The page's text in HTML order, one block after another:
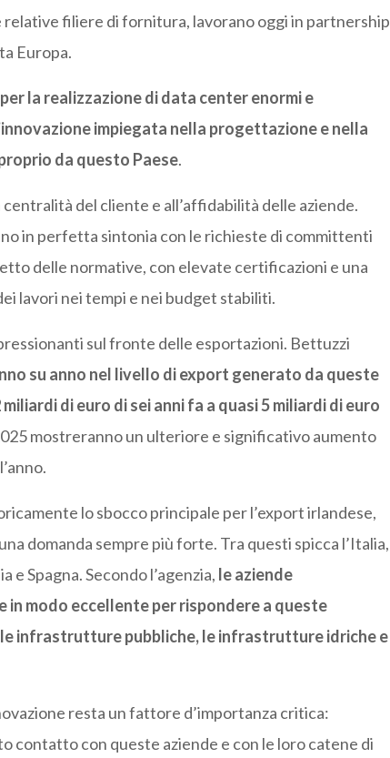
filiere di fornitura, lavorano oggi in partnership
Europa.
la realizzazione di data center enormi e
impiegata nella progettazione e nella
da questo Paese.
del cliente e all’affidabilità delle aziende.
in perfetta sintonia con le richieste di committenti
delle normative, con elevate certificazioni e una
lavori nei tempi e nei budget stabiliti.
sul fronte delle esportazioni. Bettuzzi
su anno nel livello di export generato da queste
di euro di sei anni fa a quasi 5 miliardi di euro
mostreranno un ulteriore e significativo aumento
lo sbocco principale per l’export irlandese,
domanda sempre più forte. Tra questi spicca l’Italia,
e Spagna. Secondo l’agenzia, le aziende
modo eccellente per rispondere a queste
le infrastrutture pubbliche, le infrastrutture idriche e
resta un fattore d’importanza critica:
contatto con queste aziende e con le loro catene di